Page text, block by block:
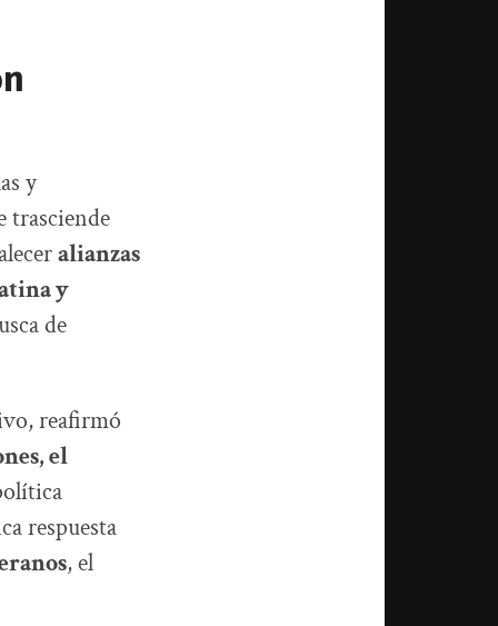
y
trasciende
alianzas
y
de
reafirmó
el
respuesta
, el